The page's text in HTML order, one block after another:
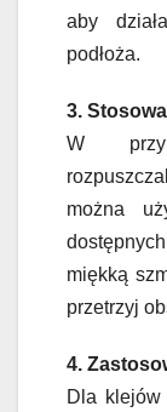
aby
podłoża.
3.
W
można
miękką
przetrzyj
4.
Dla klejów